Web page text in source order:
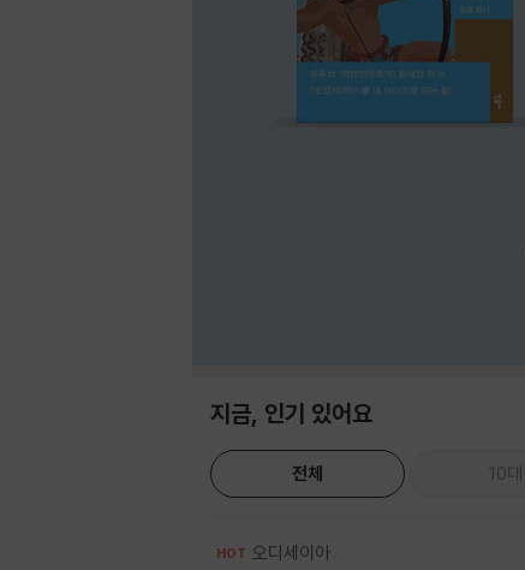
지금, 인기 있어요
전체 10대
HOT 오디세이아